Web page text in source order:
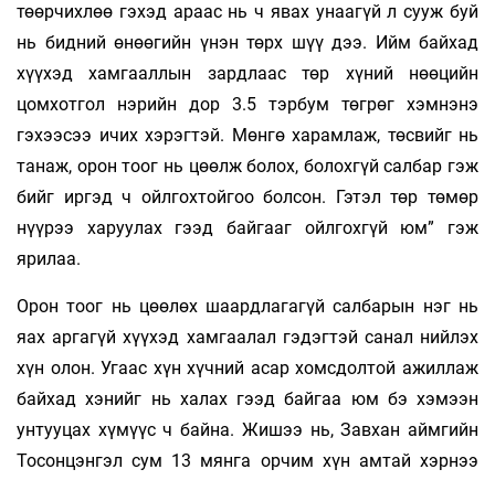
төөрчихлөө гэхэд араас нь ч явах унаагүй л сууж буй
нь бидний өнөөгийн үнэн төрх шүү дээ. Ийм байхад
хүүхэд хамгааллын зардлаас төр хүний нөөцийн
цомхотгол нэрийн дор 3.5 тэрбум төгрөг хэмнэнэ
гэхээсээ ичих хэрэгтэй. Мөнгө харамлаж, төсвийг нь
танаж, орон тоог нь цөөлж болох, болохгүй салбар гэж
бийг иргэд ч ойлгохтойгоо болсон. Гэтэл төр төмөр
нүүрээ харуулах гээд байгааг ойлгохгүй юм” гэж
ярилаа.
Орон тоог нь цөөлөх шаардлагагүй салбарын нэг нь
яах аргагүй хүүхэд хамгаалал гэдэгтэй санал нийлэх
хүн олон. Угаас хүн хүчний асар хомсдолтой ажиллаж
байхад хэнийг нь халах гээд байгаа юм бэ хэмээн
унтууцах хүмүүс ч байна. Жишээ нь, Завхан аймгийн
Тосонцэнгэл сум 13 мянга орчим хүн амтай хэрнээ